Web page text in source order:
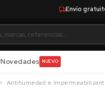
Envío
Novedades NUEVO
Antihumedad e